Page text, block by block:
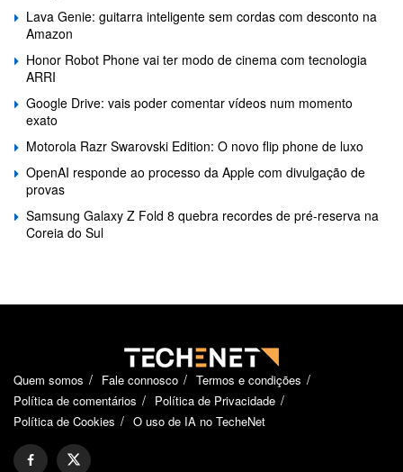
Lava Genie: guitarra inteligente sem cordas com desconto na
Amazon
Honor Robot Phone vai ter modo de cinema com tecnologia
ARRI
Google Drive: vais poder comentar vídeos num momento
exato
Motorola Razr Swarovski Edition: O novo flip phone de luxo
OpenAI responde ao processo da Apple com divulgação de
provas
Samsung Galaxy Z Fold 8 quebra recordes de pré-reserva na
Coreia do Sul
Quem somos Fale connosco
Termos e condições
Política de comentários
Política de Privacidade
Política de Cookies
O uso de IA no TecheNet